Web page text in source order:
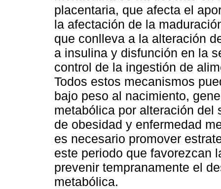
placentaria, que afecta el
la afectación de la
que conlleva a la alteración
a insulina y disfunción en la
control de la ingestión de
Todos estos mecanismos
bajo peso al nacimiento,
metabólica por alteración del
de obesidad y enfermedad
es necesario promover
este periodo que favorezcan
prevenir tempranamente el
metabólica.